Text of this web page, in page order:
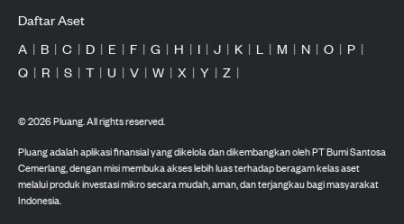
Daftar Aset
A | B | C | D | E | F | G | H | I | J | K | L | M | N | O | P |
Q | R | S | T | U | V | W | X | Y | Z |
©2026Pluang. All rights reserved.
Pluang adalah aplikasi finansial yang dikelola dan dikembangkan oleh PT Bumi Santosa
Cemerlang, dengan misi membuka akses lebih luas terhadap beragam kelas aset
melalui produk investasi mikro secara mudah, aman, dan terjangkau bagi masyarakat
Indonesia.